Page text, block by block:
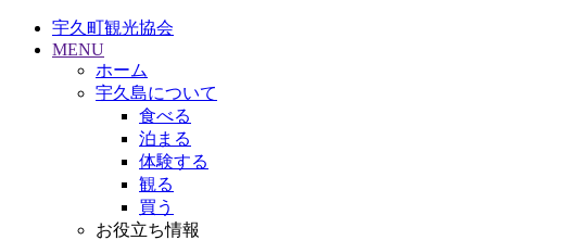
宇久町観光協会
MENU
ホーム
宇久島について
食べる
泊まる
体験する
観る
買う
お役立ち情報